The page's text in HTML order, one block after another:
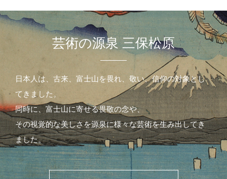
芸術の源泉 三保松原
日本人は、古来、富士山を畏れ、敬い、信仰の対象とし
てきました。
同時に、富士山に寄せる畏敬の念や、
その視覚的な美しさを源泉に様々な芸術を生み出してき
ました。